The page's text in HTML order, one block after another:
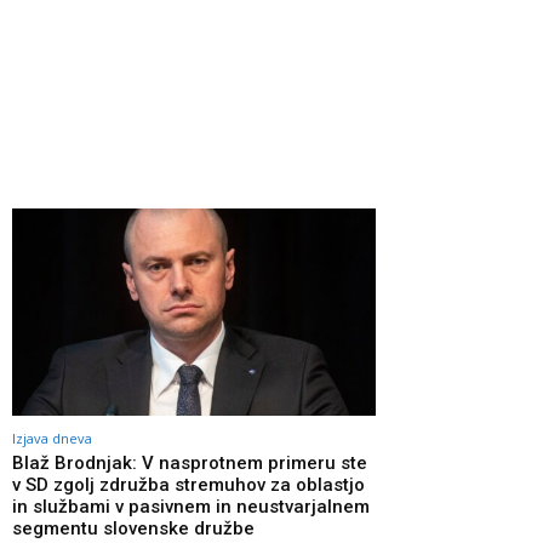
Izjava dneva
Blaž Brodnjak: V nasprotnem primeru ste
v SD zgolj združba stremuhov za oblastjo
in službami v pasivnem in neustvarjalnem
segmentu slovenske družbe